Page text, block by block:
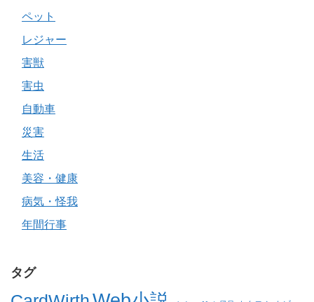
ペット
レジャー
害獣
害虫
自動車
災害
生活
美容・健康
病気・怪我
年間行事
タグ